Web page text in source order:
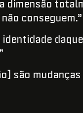
dimensão
conseguem.”
são mudanças